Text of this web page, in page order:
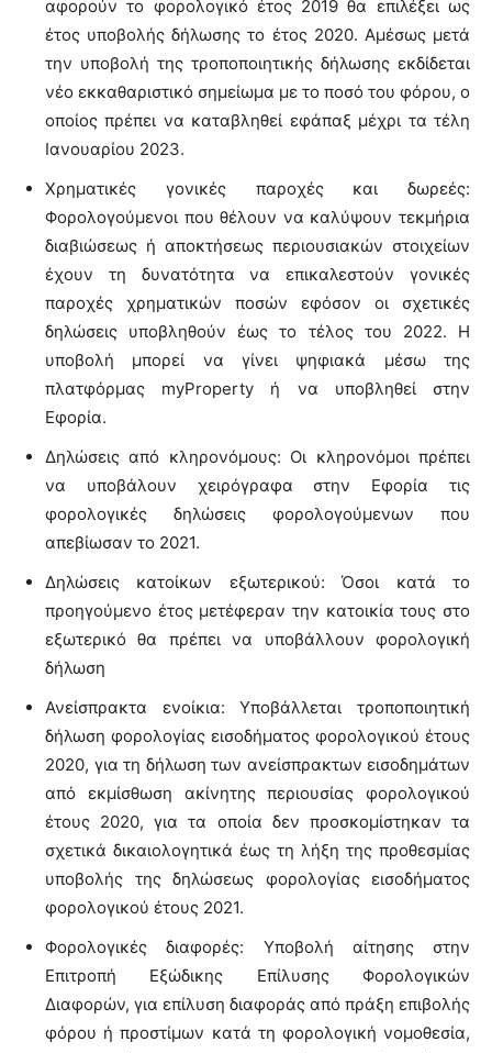
αφορούν το φορολογικό έτος 2019 θα επιλέξει ως
έτος υποβολής δήλωσης το έτος 2020. Αμέσως μετά
την υποβολή της τροποποιητικής δήλωσης εκδίδεται
νέο εκκαθαριστικό σημείωμα με το ποσό του φόρου, ο
οποίος πρέπει να καταβληθεί εφάπαξ μέχρι τα τέλη
Ιανουαρίου 2023.
Χρηματικές γονικές παροχές και δωρεές:
Φορολογούμενοι που θέλουν να καλύψουν τεκμήρια
διαβιώσεως ή αποκτήσεως περιουσιακών στοιχείων
έχουν τη δυνατότητα να επικαλεστούν γονικές
παροχές χρηματικών ποσών εφόσον οι σχετικές
δηλώσεις υποβληθούν έως το τέλος του 2022. Η
υποβολή μπορεί να γίνει ψηφιακά μέσω της
πλατφόρμας myProperty ή να υποβληθεί στην
Εφορία.
Δηλώσεις από κληρονόμους: Οι κληρονόμοι πρέπει
να υποβάλουν χειρόγραφα στην Εφορία τις
φορολογικές δηλώσεις φορολογούμενων που
απεβίωσαν το 2021.
Δηλώσεις κατοίκων εξωτερικού: Όσοι κατά το
προηγούμενο έτος μετέφεραν την κατοικία τους στο
εξωτερικό θα πρέπει να υποβάλλουν φορολογική
δήλωση
Ανείσπρακτα ενοίκια: Υποβάλλεται τροποποιητική
δήλωση φορολογίας εισοδήματος φορολογικού έτους
2020, για τη δήλωση των ανείσπρακτων εισοδημάτων
από εκμίσθωση ακίνητης περιουσίας φορολογικού
έτους 2020, για τα οποία δεν προσκομίστηκαν τα
σχετικά δικαιολογητικά έως τη λήξη της προθεσμίας
υποβολής της δηλώσεως φορολογίας εισοδήματος
φορολογικού έτους 2021.
Φορολογικές διαφορές: Υποβολή αίτησης στην
Επιτροπή Εξώδικης Επίλυσης Φορολογικών
Διαφορών, για επίλυση διαφοράς από πράξη επιβολής
φόρου ή προστίμων κατά τη φορολογική νομοθεσία,